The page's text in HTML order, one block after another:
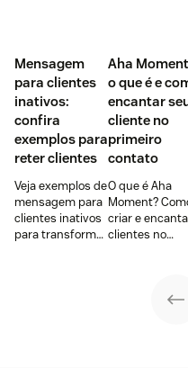
Mensagem
para clientes
inativos:
confira
exemplos para
reter clientes
Veja exemplos de
mensagem para
clientes inativos
para transformá-
Aha
o que é e
encantar
cliente no
primeiro
contato
O que é Aha
Moment?
criar e
clientes no